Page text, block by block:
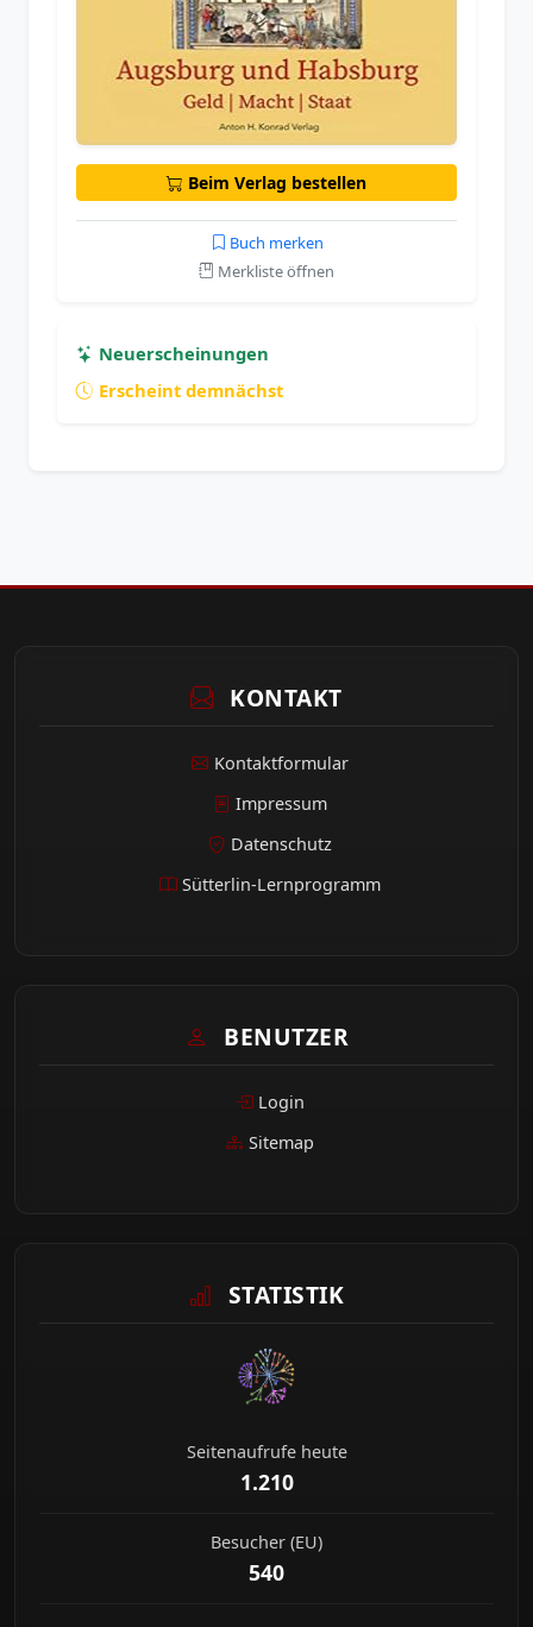
Beim Verlag bestellen
Buch merken
Merkliste öffnen
Neuerscheinungen
Erscheint demnächst
KONTAKT
Kontaktformular
Impressum
Datenschutz
Sütterlin-Lernprogramm
BENUTZER
Login
Sitemap
STATISTIK
Seitenaufrufe heute
1.210
Besucher (EU)
540